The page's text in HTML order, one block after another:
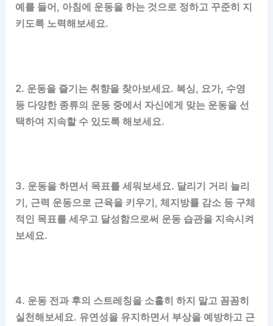
예를 들어, 아침에 운동을 하는 것으로 정하고 꾸준히 지
키도록 노력해보세요.
2. 운동을 즐기는 취향을 찾아보세요. 복싱, 요가, 수영
등 다양한 종류의 운동 중에서 자신에게 맞는 운동을 선
택하여 지속할 수 있도록 해보세요.
3. 운동을 하면서 목표를 세워보세요. 달리기 거리 늘리
기, 근력 운동으로 근육을 키우기, 체지방률 감소 등 구체
적인 목표를 세우고 달성함으로써 운동 습관을 지속시켜
보세요.
4. 운동 전과 후의 스트레칭을 소홀히 하지 말고 꼼꼼히
실천해보세요. 유연성을 유지하면서 부상을 예방하고 근